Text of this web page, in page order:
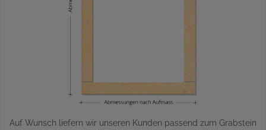
Auf Wunsch liefern wir unseren Kunden passend zum Grabstein